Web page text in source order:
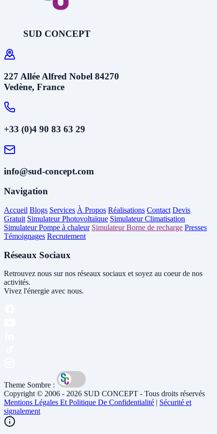
SUD CONCEPT
227 Allée Alfred Nobel 84270
Vedène, France
+33 (0)4 90 83 63 29
info@sud-concept.com
Navigation
Accueil Blogs Services À Propos Réalisations Contact Devis
Gratuit Simulateur Photovoltaïque Simulateur Climatisation
Simulateur Pompe à chaleur Simulateur Borne de recharge Presses
Témoignages Recrutement
Réseaux Sociaux
Retrouvez nous sur nos réseaux sociaux et soyez au coeur de nos
activités.
Vivez l'énergie avec nous.
Theme Sombre :
Copyright © 2006 - 2026 SUD CONCEPT - Tous droits réservés
Mentions Légales Et Politique De Confidentialité | Sécurité et
signalement